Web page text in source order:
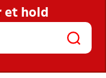
KLUBBER OG
et hold